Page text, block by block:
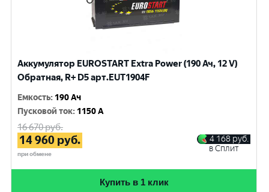
Аккумулятор EUROSTART Extra Power (190 Ач, 12 V)
Обратная, R+ D5 арт.EUT1904F
Емкость: 190 Ач
Пусковой ток: 1150 A
16 670руб.
14 960 руб.
при обмене
4 168 руб.
в Сплит
Купить в 1 клик